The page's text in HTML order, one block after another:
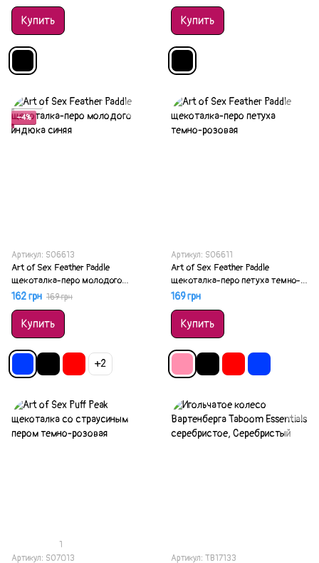
Купить Купить
Акция
−4%
Артикул: SO6613
Art of Sex Feather Paddle
щекоталка-перо молодого
индюка синяя
162 грн 169 грн
Купить
+2
Артикул: SO6611
Art of Sex Feather Paddle
щекоталка-перо петуха темно-
розовая
169 грн
Купить
1
Артикул: SO7013
Артикул: TB17133